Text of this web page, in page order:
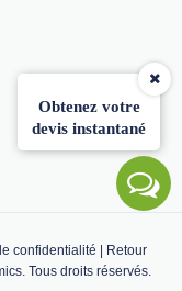
Obtenez votre
devis instantané
confidentialité
Retour
Tous droits réservés.